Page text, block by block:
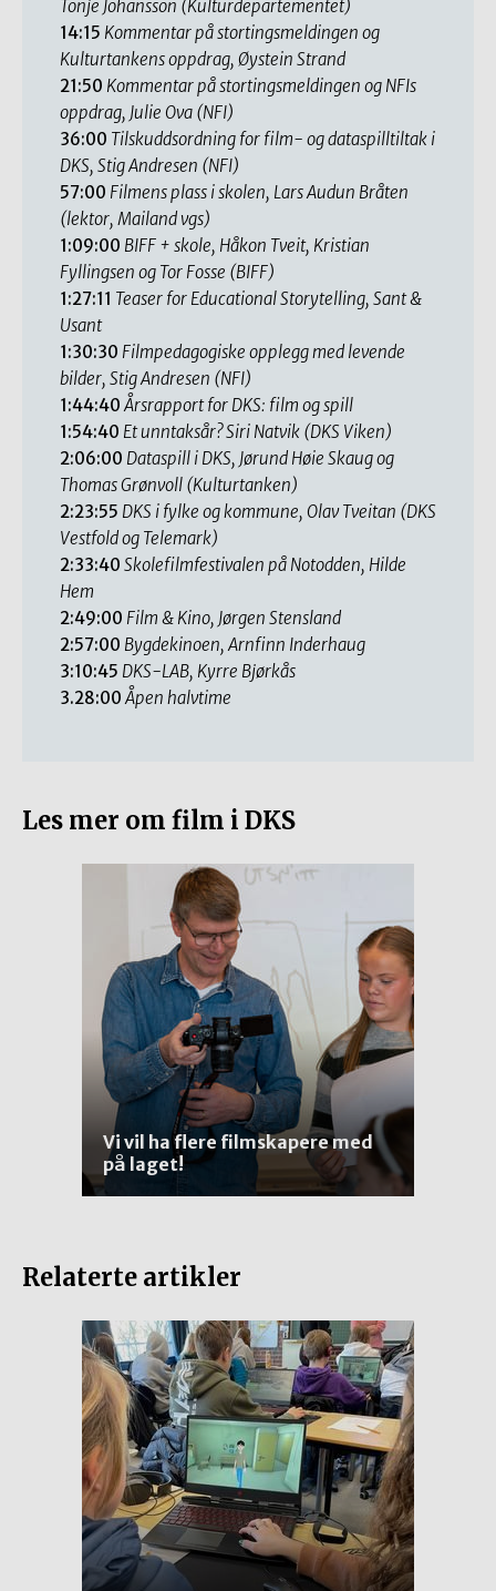
Tonje Johansson (Kulturdepartementet)
14:15 Kommentar på stortingsmeldingen og
Kulturtankens oppdrag, Øystein Strand
21:50 Kommentar på stortingsmeldingen og NFIs
oppdrag, Julie Ova (NFI)
36:00 Tilskuddsordning for film- og dataspilltiltak i
DKS, Stig Andresen (NFI)
57:00 Filmens plass i skolen, Lars Audun Bråten
(lektor, Mailand vgs)
1:09:00 BIFF + skole, Håkon Tveit, Kristian
Fyllingsen og Tor Fosse (BIFF)
1:27:11 Teaser for Educational Storytelling, Sant &
Usant
1:30:30 Filmpedagogiske opplegg med levende
bilder, Stig Andresen (NFI)
1:44:40 Årsrapport for DKS: film og spill
1:54:40 Et unntaksår? Siri Natvik (DKS Viken)
2:06:00 Dataspill i DKS, Jørund Høie Skaug og
Thomas Grønvoll (Kulturtanken)
2:23:55 DKS i fylke og kommune, Olav Tveitan (DKS
Vestfold og Telemark)
2:33:40 Skolefilmfestivalen på Notodden, Hilde
Hem
2:49:00 Film & Kino, Jørgen Stensland
2:57:00 Bygdekinoen, Arnfinn Inderhaug
3:10:45 DKS-LAB, Kyrre Bjørkås
3.28:00 Åpen halvtime
Les mer om film i DKS
Vi vil ha flere filmskapere med
på laget!
Relaterte artikler